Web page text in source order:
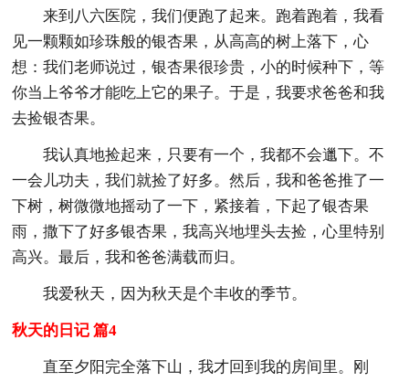
来到八六医院，我们便跑了起来。跑着跑着，我看
见一颗颗如珍珠般的银杏果，从高高的树上落下，心
想：我们老师说过，银杏果很珍贵，小的时候种下，等
你当上爷爷才能吃上它的果子。于是，我要求爸爸和我
去捡银杏果。
我认真地捡起来，只要有一个，我都不会邋下。不
一会儿功夫，我们就捡了好多。然后，我和爸爸推了一
下树，树微微地摇动了一下，紧接着，下起了银杏果
雨，撒下了好多银杏果，我高兴地埋头去捡，心里特别
高兴。最后，我和爸爸满载而归。
我爱秋天，因为秋天是个丰收的季节。
秋天的日记 篇4
直至夕阳完全落下山，我才回到我的房间里。刚